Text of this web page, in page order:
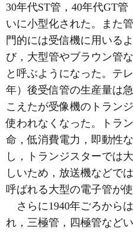
30年代ST管，40年代GT
いに小型化された。また
門的には受信機に用いる
び，大型管やブラウン管
と呼ぶようになった。テ
年）後受信管の生産量は
こえたが受像機のトラン
使われなくなった。トラ
命，低消費電力，即動性
し，トランジスターでは
しいため，放送機などで
呼ばれる大型の電子管が使
さらに1940年ごろから
れ，三極管，四極管など